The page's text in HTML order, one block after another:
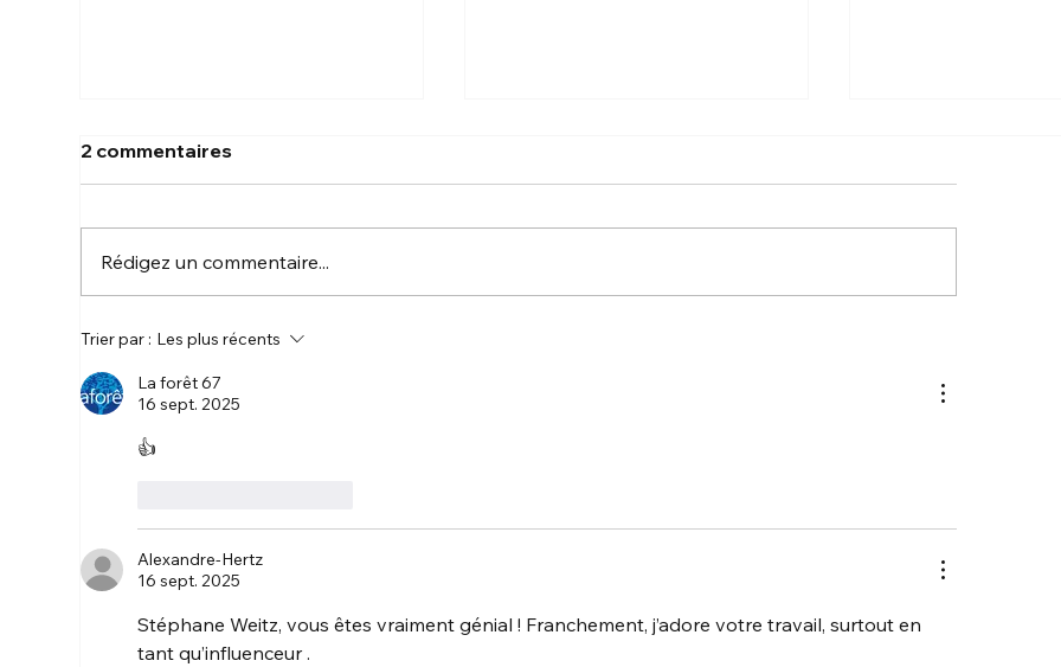
🎥 Présentation générale
Turquoise67
2 commentaires
Rédigez un commentaire...
Trier par : Les plus récents
La forêt 67
16 sept. 2025
👍
Alexandre-Hertz
16 sept. 2025
Stéphane Weitz, vous êtes vraiment génial ! Franchement, j’adore votre travail, surtout en
tant qu’influenceur .